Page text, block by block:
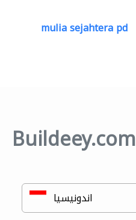
mulia sejahtera pd
Buildeey.com